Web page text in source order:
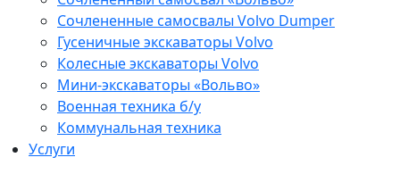
Сочлененные самосвалы Volvo Dumper
Гусеничные экскаваторы Volvo
Колесные экскаваторы Volvo
Мини-экскаваторы «Вольво»
Военная техника б/у
Коммунальная техника
Услуги